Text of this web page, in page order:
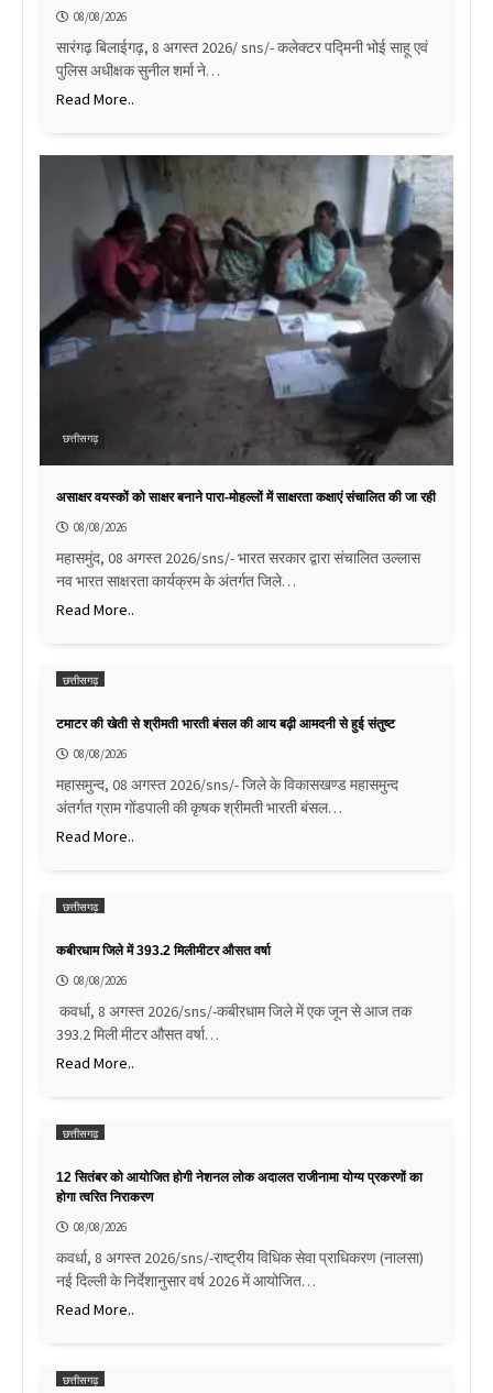
08/08/2026
सारंगढ़ बिलाईगढ़, 8 अगस्त 2026/ sns/- कलेक्टर पद्मिनी भोई साहू एवं
पुलिस अधीक्षक सुनील शर्मा ने…
Read More..
छत्तीसगढ़
असाक्षर वयस्कों को साक्षर बनाने पारा-मोहल्लों में साक्षरता कक्षाएं संचालित की जा रही
08/08/2026
महासमुंद, 08 अगस्त 2026/sns/- भारत सरकार द्वारा संचालित उल्लास
नव भारत साक्षरता कार्यक्रम के अंतर्गत जिले…
Read More..
छत्तीसगढ़
टमाटर की खेती से श्रीमती भारती बंसल की आय बढ़ी आमदनी से हुई संतुष्ट
08/08/2026
महासमुन्द, 08 अगस्त 2026/sns/- जिले के विकासखण्ड महासमुन्द
अंतर्गत ग्राम गोंडपाली की कृषक श्रीमती भारती बंसल…
Read More..
छत्तीसगढ़
कबीरधाम जिले में 393.2 मिलीमीटर औसत वर्षा
08/08/2026
कवर्धा, 8 अगस्त 2026/sns/-कबीरधाम जिले में एक जून से आज तक
393.2 मिली मीटर औसत वर्षा…
Read More..
छत्तीसगढ़
12 सितंबर को आयोजित होगी नेशनल लोक अदालत राजीनामा योग्य प्रकरणों का
होगा त्वरित निराकरण
08/08/2026
कवर्धा, 8 अगस्त 2026/sns/-राष्ट्रीय विधिक सेवा प्राधिकरण (नालसा)
नई दिल्ली के निर्देशानुसार वर्ष 2026 में आयोजित…
Read More..
छत्तीसगढ़